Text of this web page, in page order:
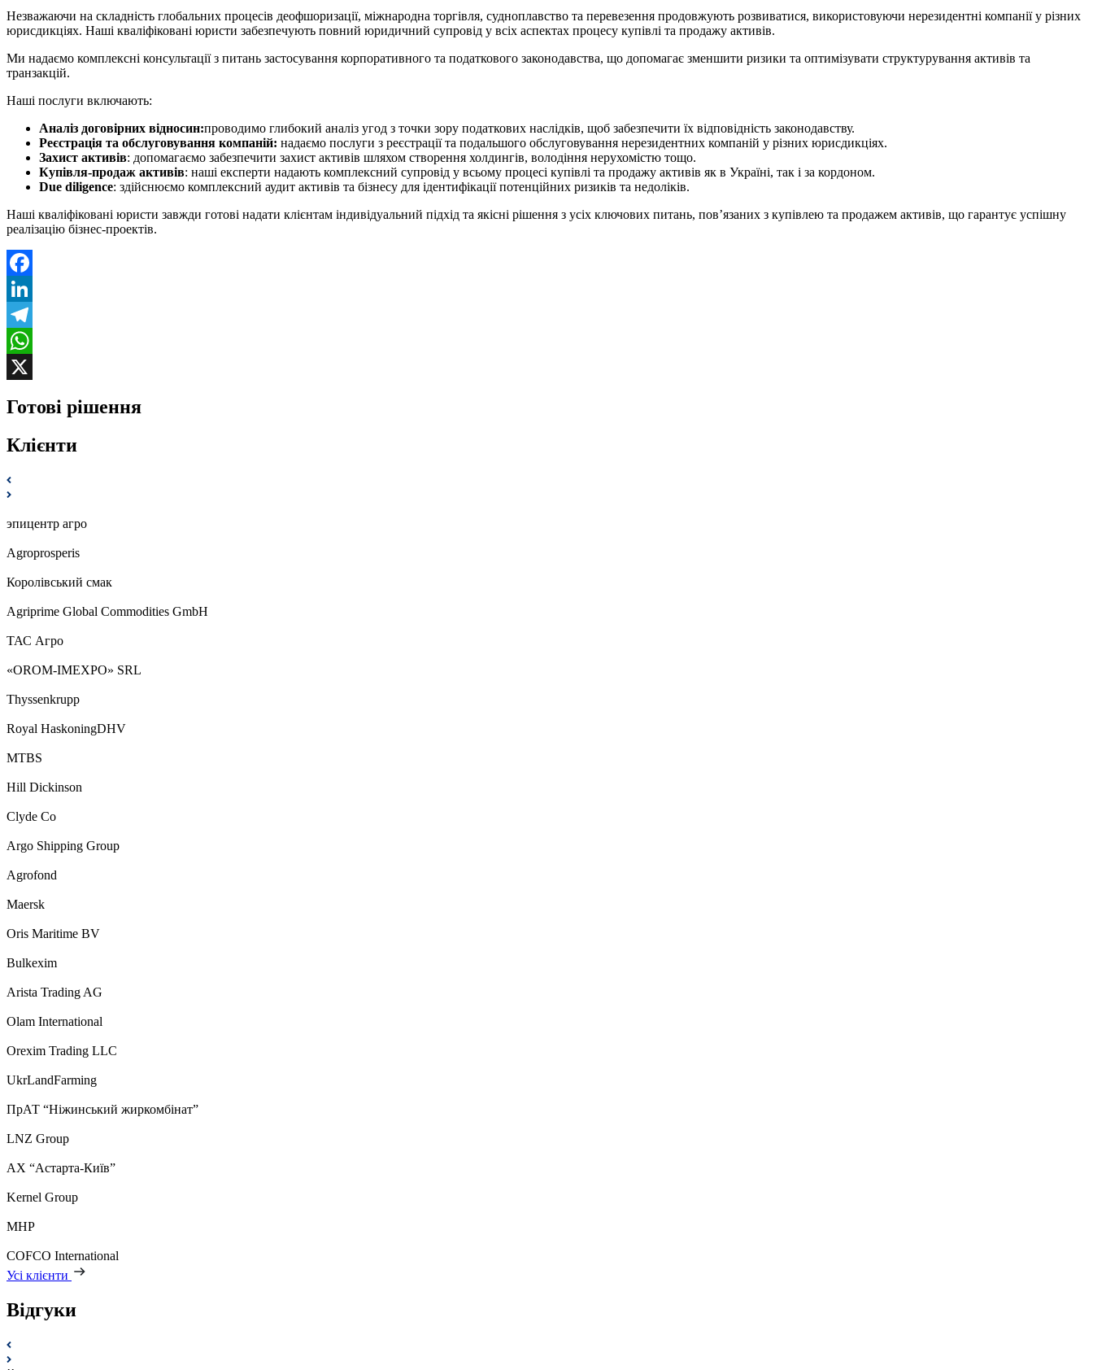
Незважаючи на складність глобальних процесів деофшоризації, міжнародна торгівля, судноплавство та перевезення продовжують розвиватися, використовуючи нерезидентні компанії у різних
юрисдикціях. Наші кваліфіковані юристи забезпечують повний юридичний супровід у всіх аспектах процесу купівлі та продажу активів.
Ми надаємо комплексні консультації з питань застосування корпоративного та податкового законодавства, що допомагає зменшити ризики та оптимізувати структурування активів та
транзакцій.
Наші послуги включають:
Аналіз договірних відносин:проводимо глибокий аналіз угод з точки зору податкових наслідків, щоб забезпечити їх відповідність законодавству.
Реєстрація та обслуговування компаній: надаємо послуги з реєстрації та подальшого обслуговування нерезидентних компаній у різних юрисдикціях.
Захист активів: допомагаємо забезпечити захист активів шляхом створення холдингів, володіння нерухомістю тощо.
Купівля-продаж активів: наші експерти надають комплексний супровід у всьому процесі купівлі та продажу активів як в Україні, так і за кордоном.
Due diligence: здійснюємо комплексний аудит активів та бізнесу для ідентифікації потенційних ризиків та недоліків.
Наші кваліфіковані юристи завжди готові надати клієнтам індивідуальний підхід та якісні рішення з усіх ключових питань, пов’язаних з купівлею та продажем активів, що гарантує успішну
реалізацію бізнес-проектів.
Facebook
LinkedIn
Telegram
WhatsApp
Готові рішення
Клієнти
эпицентр агро
Agroprosperis
Королівський смак
Agriprime Global Commodities GmbH
ТАС Агро
«OROM-IMEXPO» SRL
Thyssenkrupp
Royal HaskoningDHV
MTBS
Hill Dickinson
Clyde Co
Argo Shipping Group
Agrofond
Maersk
Oris Maritime BV
Bulkexim
Arista Trading AG
Olam International
Orexim Trading LLC
UkrLandFarming
ПрАТ “Ніжинський жиркомбінат”
LNZ Group
АХ “Астарта-Київ”
Kernel Group
MHP
COFCO International
Усі клієнти
Відгуки